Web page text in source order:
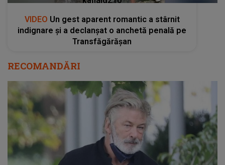
VIDEO Un gest aparent romantic a stârnit
indignare și a declanșat o anchetă penală pe
Transfăgărășan
RECOMANDĂRI